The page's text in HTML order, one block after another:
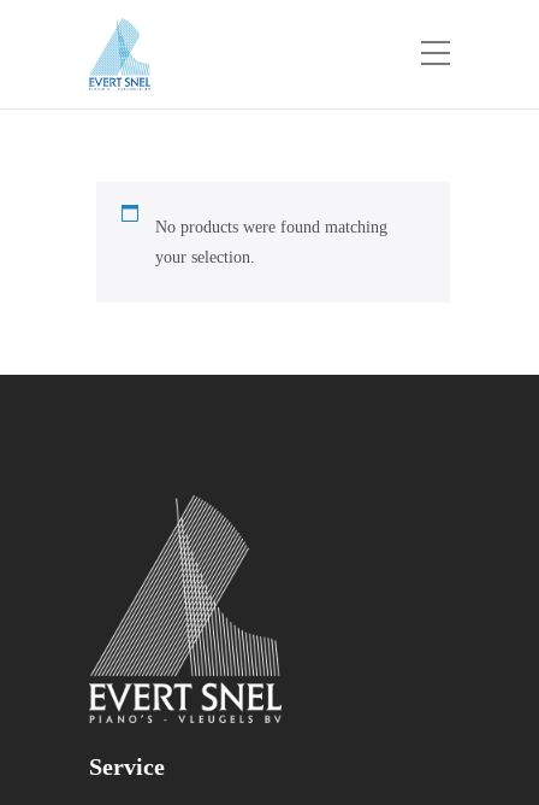
No products were found matching
your selection.
Service